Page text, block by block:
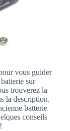
vous guider
sur
trouverez la
la description.
batterie
conseils